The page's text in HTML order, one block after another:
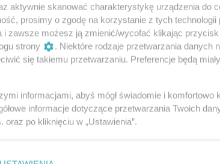
atmosferycznych sobotni (14.09)
został przeniesiony na 22 września.
gminne pozostają bez zmian.
w Rzeczniowie za nami
wiejskich z powiatu lipskiego i
„Bitwa Regionów”, występy artystyczne
czekało na odwiedzających stadion w
aktywnie skanować charakterystykę urządzenia do
prosimy o zgodę na korzystanie z tych technologii
i zawsze możesz ją zmienić/wycofać klikając
strony
. Niektóre rodzaje przetwarzania danych
się takiemu przetwarzaniu. Preferencje będą
informacjami, abyś mógł świadomie i
informacje dotyczące przetwarzania Twoich
. oraz po kliknięciu w „Ustawienia”.